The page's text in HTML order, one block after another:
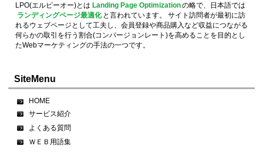
LPO(エルピーオー)とは Landing Page Optimizationの略で、日本語では
ランディングページ最適化 と言われています。 サイト訪問者が最初に訪
れるウェブページとして工夫し、会員登録や商品購入など収益につながる
何らかの取引を行う割合(コンバージョンレート)を高めることを目的とし
たWebマーケティングの手法の一つです。
SiteMenu
HOME
サービス紹介
よくある質問
ＷＥＢ用語集